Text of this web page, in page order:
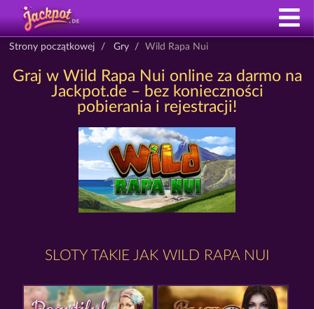
Strony początkowej Gry Wild Rapa Nui
Graj w Wild Rapa Nui online za darmo na
Jackpot.de – bez konieczności
pobierania i rejestracji!
SLOTY TAKIE JAK WILD RAPA NUI